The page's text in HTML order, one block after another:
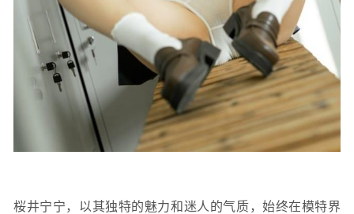
桜井宁宁，以其独特的魅力和迷人的气质，始终在模特界